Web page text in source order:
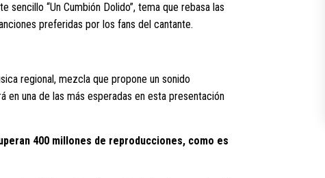
sencillo “Un Cumbión Dolido”, tema que rebasa las
preferidas por los fans del cantante.
regional, mezcla que propone un sonido
una de las más esperadas en esta presentación
400 millones de reproducciones, como es